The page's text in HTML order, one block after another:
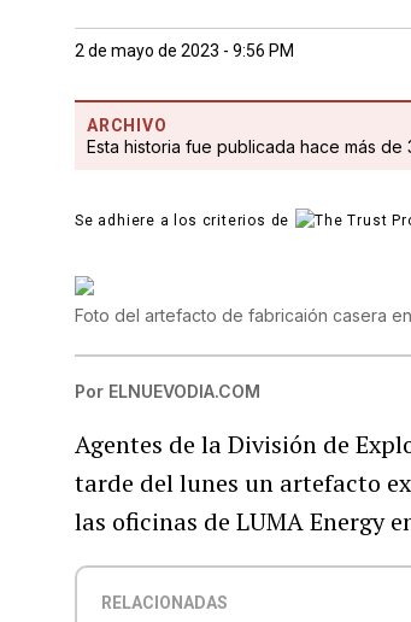
2 de mayo de 2023 - 9:56 PM
ARCHIVO
Esta historia fue publicada hace más de
Se adhiere a los criterios de
Foto del artefacto de fabricaión casera
Por ELNUEVODIA.COM
Agentes de la División de
tarde del lunes un artefacto
las oficinas de LUMA Energy
RELACIONADAS